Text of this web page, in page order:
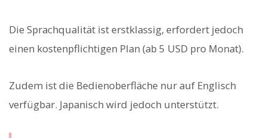
Die Sprachqualität ist erstklassig, erfordert jedoch
einen kostenpflichtigen Plan (ab 5 USD pro Monat).
Zudem ist die Bedienoberfläche nur auf Englisch
verfügbar. Japanisch wird jedoch unterstützt.